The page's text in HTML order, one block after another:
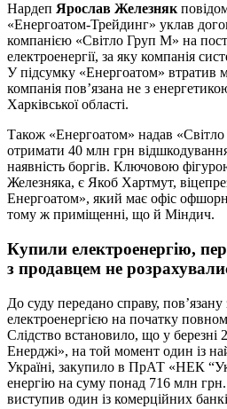
Нардеп Ярослав Железняк
«Енергоатом-Трейдинг» уклав
компанією «Світло Груп М» на
електроенергії, за яку компанія
У підсумку «Енергоатом»
компанія пов’язана не з
Харківської області.
Також «Енергоатом» надав
отримати 40 млн грн
наявність боргів. Ключовою
Железняка, є Якоб Хартмут,
Енергоатом», який має офіс
тому ж приміщенні, що й Міндич.
Купили електроенергію,
з продавцем не
До суду передано справу, пов’язану
електроенергією на початку
Слідство встановило, що у
Енерджі», на той момент один із
Україні, закупило в ПрАТ «НЕК
енергію на суму понад 716 млн
виступив один із комерційних